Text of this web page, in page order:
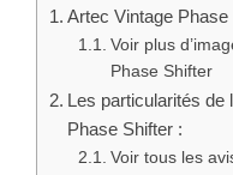
Artec Vintage
Voir plus
Phase Shifter
Les particularités de
Phase Shifter :